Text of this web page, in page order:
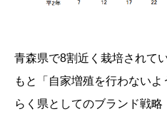
青森県で8割近く栽培されて
もと「自家増殖を行わない
らく県としてのブランド戦